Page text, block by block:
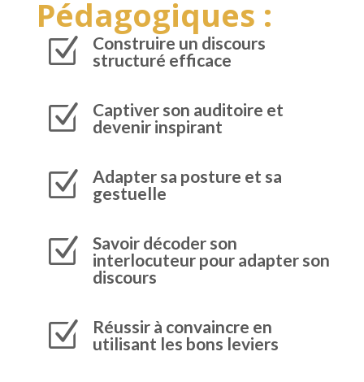
Pédagogiques :
Z
Construire un discours
structuré efficace
Z
Captiver son auditoire et
devenir inspirant
Z
Adapter sa posture et sa
gestuelle
Z
Savoir décoder son
interlocuteur pour adapter son
discours
Z
Réussir à convaincre en
utilisant les bons leviers